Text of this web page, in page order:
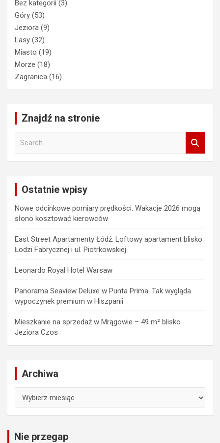
Bez kategorii (3)
Góry (53)
Jeziora (9)
Lasy (32)
Miasto (19)
Morze (18)
Zagranica (16)
Znajdź na stronie
Ostatnie wpisy
Nowe odcinkowe pomiary prędkości. Wakacje 2026 mogą
słono kosztować kierowców
East Street Apartamenty Łódź. Loftowy apartament blisko
Łodzi Fabrycznej i ul. Piotrkowskiej
Leonardo Royal Hotel Warsaw
Panorama Seaview Deluxe w Punta Prima. Tak wygląda
wypoczynek premium w Hiszpanii
Mieszkanie na sprzedaż w Mrągowie – 49 m² blisko
Jeziora Czos
Archiwa
Nie przegap